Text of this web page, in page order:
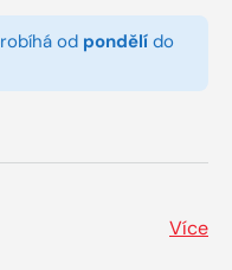
od pondělí do
Více